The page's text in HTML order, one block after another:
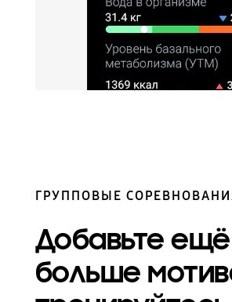
ГРУППОВЫЕ
Добавьте ещё
больше